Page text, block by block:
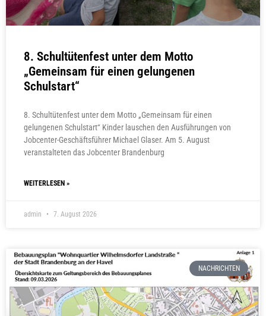
8. Schultütenfest unter dem Motto
„Gemeinsam für einen gelungenen
Schulstart“
8. Schultütenfest unter dem Motto „Gemeinsam für einen
gelungenen Schulstart“ Kinder lauschen den Ausführungen von
Jobcenter-Geschäftsführer Michael Glaser. Am 5. August
veranstalteten das Jobcenter Brandenburg
WEITERLESEN »
admin 7. August 2026
NACHRICHTEN